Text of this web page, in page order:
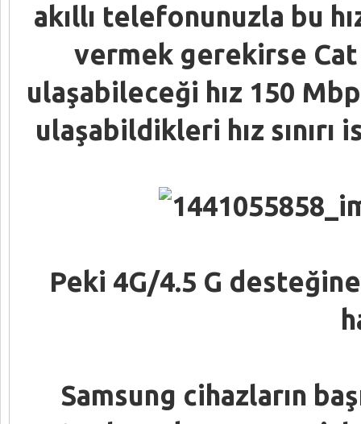
akıllı telefonunuzla bu
vermek gerekirse Cat
ulaşabileceği hız 150
ulaşabildikleri hız
Peki 4G/4.5 G
Samsung cihazların